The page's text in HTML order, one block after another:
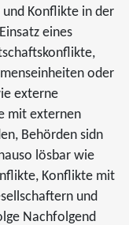
Konflikte in der
eines
oder
externe
mit externen
Behörden sidn
lösbar wie
Konflikte mit
und
Nachfolgend